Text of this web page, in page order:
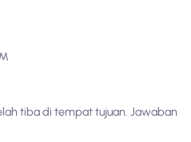
tiba di tempat tujuan. Jawaban